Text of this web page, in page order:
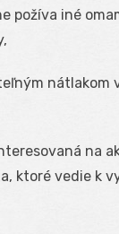
požíva iné
nátlakom
na
ktoré vedie k